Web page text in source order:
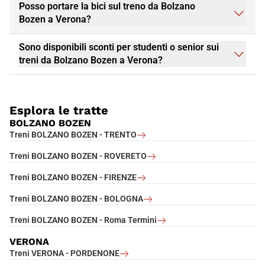
Posso portare la bici sul treno da Bolzano
Bozen a Verona?
Sono disponibili sconti per studenti o senior sui
treni da Bolzano Bozen a Verona?
Esplora le tratte
BOLZANO BOZEN
Treni BOLZANO BOZEN - TRENTO
Treni BOLZANO BOZEN - ROVERETO
Treni BOLZANO BOZEN - FIRENZE
Treni BOLZANO BOZEN - BOLOGNA
Treni BOLZANO BOZEN - Roma Termini
VERONA
Treni VERONA - PORDENONE